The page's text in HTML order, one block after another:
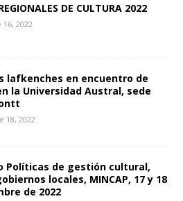
DE CULTURA 2022
2022
lafkenches en encuentro de
la Universidad Austral, sede
18, 2022
Políticas de gestión cultural,
locales, MINCAP, 17 y 18
de 2022